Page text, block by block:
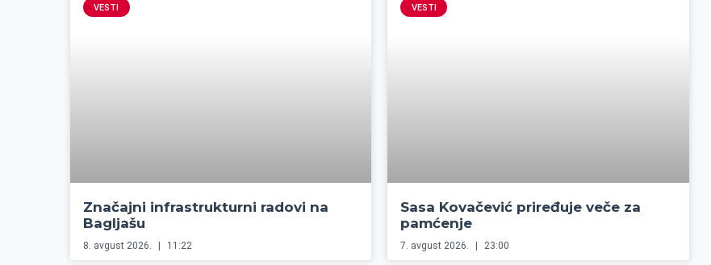
VESTI
Značajni infrastrukturni radovi na
Bagljašu
8. avgust 2026. 11:22
VESTI
Sasa Kovačević priređuje veče za
pamćenje
7. avgust 2026. 23:00